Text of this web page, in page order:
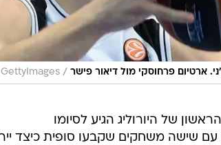
ארטיום פרחוסקי מול דיאור פישר /
GettyImages
של היורוליג הגיע לסיומו